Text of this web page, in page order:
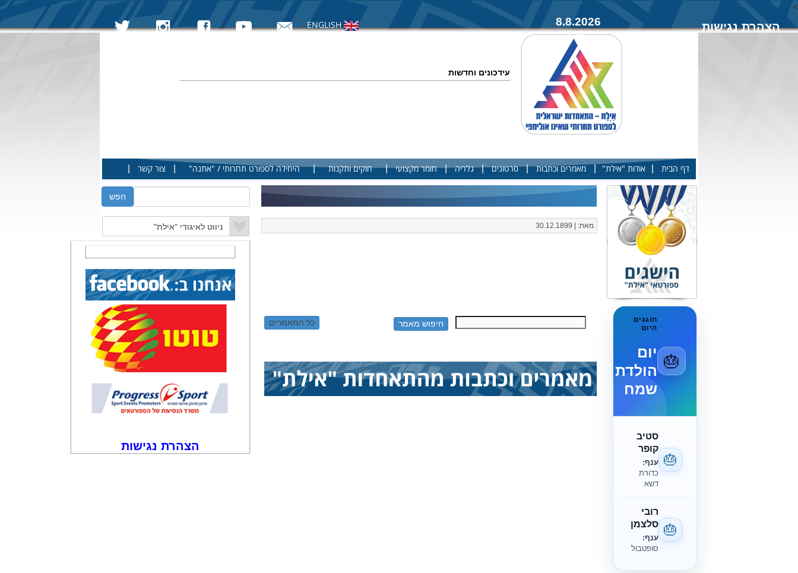
<
ENGLISH
8.8.2026
3:36
הצהרת נגישות
עידכונים וחדשות
דף הבית אודות "אילת" מאמרים וכתבות | סרטונים | גלריה | חומר מקצועי | חוקים ותקנות | היחידה לספורט תחרותי / "אתנה" צור קשר
🎂
חוגגים
היום
יום
הולדת
שמח
🎂
סטיב
קופר
ענף:
כדורת
דשא
🎂
רובי
סלצמן
ענף:
סופטבול
מאת: | 30.12.1899
כל המאמרים
הצהרת נגישות